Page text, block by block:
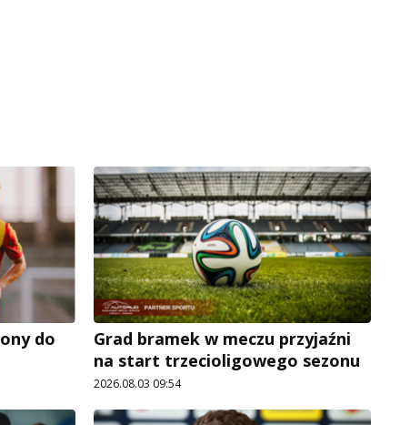
do
Grad bramek w meczu przyjaźni
na start trzecioligowego sezonu
2026.08.03 09:54